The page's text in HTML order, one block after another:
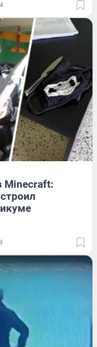
Minecraft: